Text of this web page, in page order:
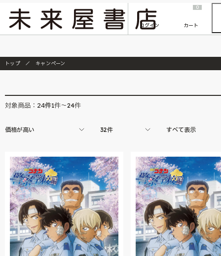
『ONE PIECE magazine 021 ONE PIECEカード付き同梱版』発売延期のご案内
ログイン
0
カート
トップ キャンペーン
対象商品： 24件1件～24件
価格が高い 32件 すべて表示